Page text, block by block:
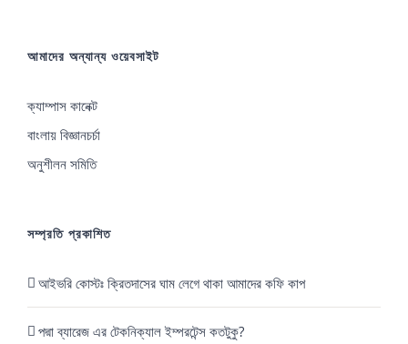
আমাদের অন্যান্য ওয়েবসাইট
ক্যাম্পাস কানেক্ট
বাংলায় বিজ্ঞানচর্চা
অনুশীলন সমিতি
সম্প্রতি প্রকাশিত
আইভরি কোস্টঃ ক্রিতদাসের ঘাম লেগে থাকা আমাদের কফি কাপ
পদ্মা ব্যারেজ এর টেকনিক্যাল ইম্পরটেন্স কতটুকু?